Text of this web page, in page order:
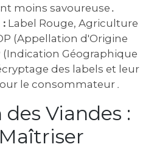
moins savoureuse․
: Label Rouge, Agriculture
(Appellation d'Origine
(Indication Géographique
des labels et leur
le consommateur․
Viandes :